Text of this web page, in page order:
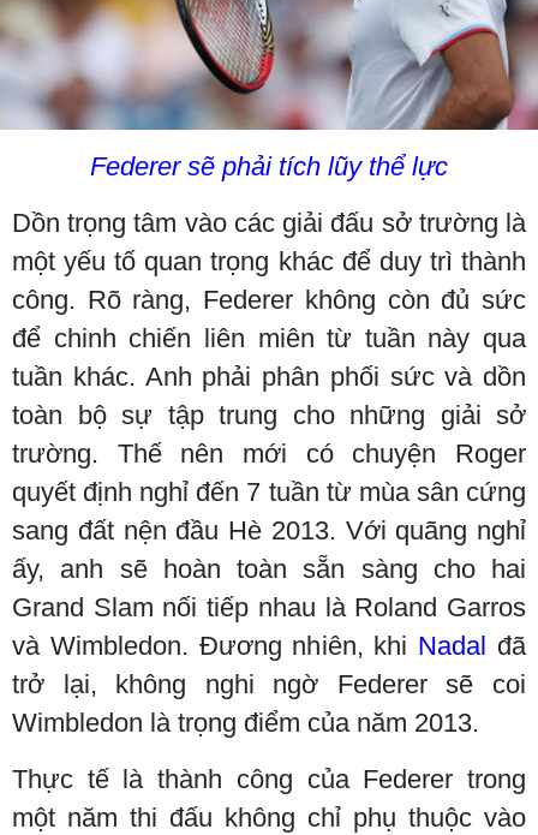
Federer sẽ phải tích lũy thể lực
Dồn trọng tâm vào các giải đấu sở trường là
một yếu tố quan trọng khác để duy trì thành
công. Rõ ràng, Federer không còn đủ sức
để chinh chiến liên miên từ tuần này qua
tuần khác. Anh phải phân phối sức và dồn
toàn bộ sự tập trung cho những giải sở
trường. Thế nên mới có chuyện Roger
quyết định nghỉ đến 7 tuần từ mùa sân cứng
sang đất nện đầu Hè 2013. Với quãng nghỉ
ấy, anh sẽ hoàn toàn sẵn sàng cho hai
Grand Slam nối tiếp nhau là Roland Garros
và Wimbledon. Đương nhiên, khi Nadal đã
trở lại, không nghi ngờ Federer sẽ coi
Wimbledon là trọng điểm của năm 2013.
Thực tế là thành công của Federer trong
một năm thi đấu không chỉ phụ thuộc vào